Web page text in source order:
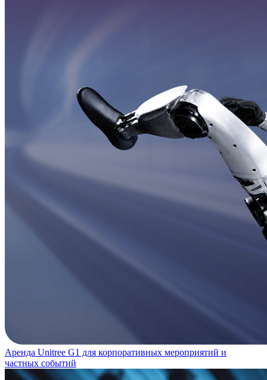
Аренда Unitree G1 для корпоративных мероприятий и
частных событий